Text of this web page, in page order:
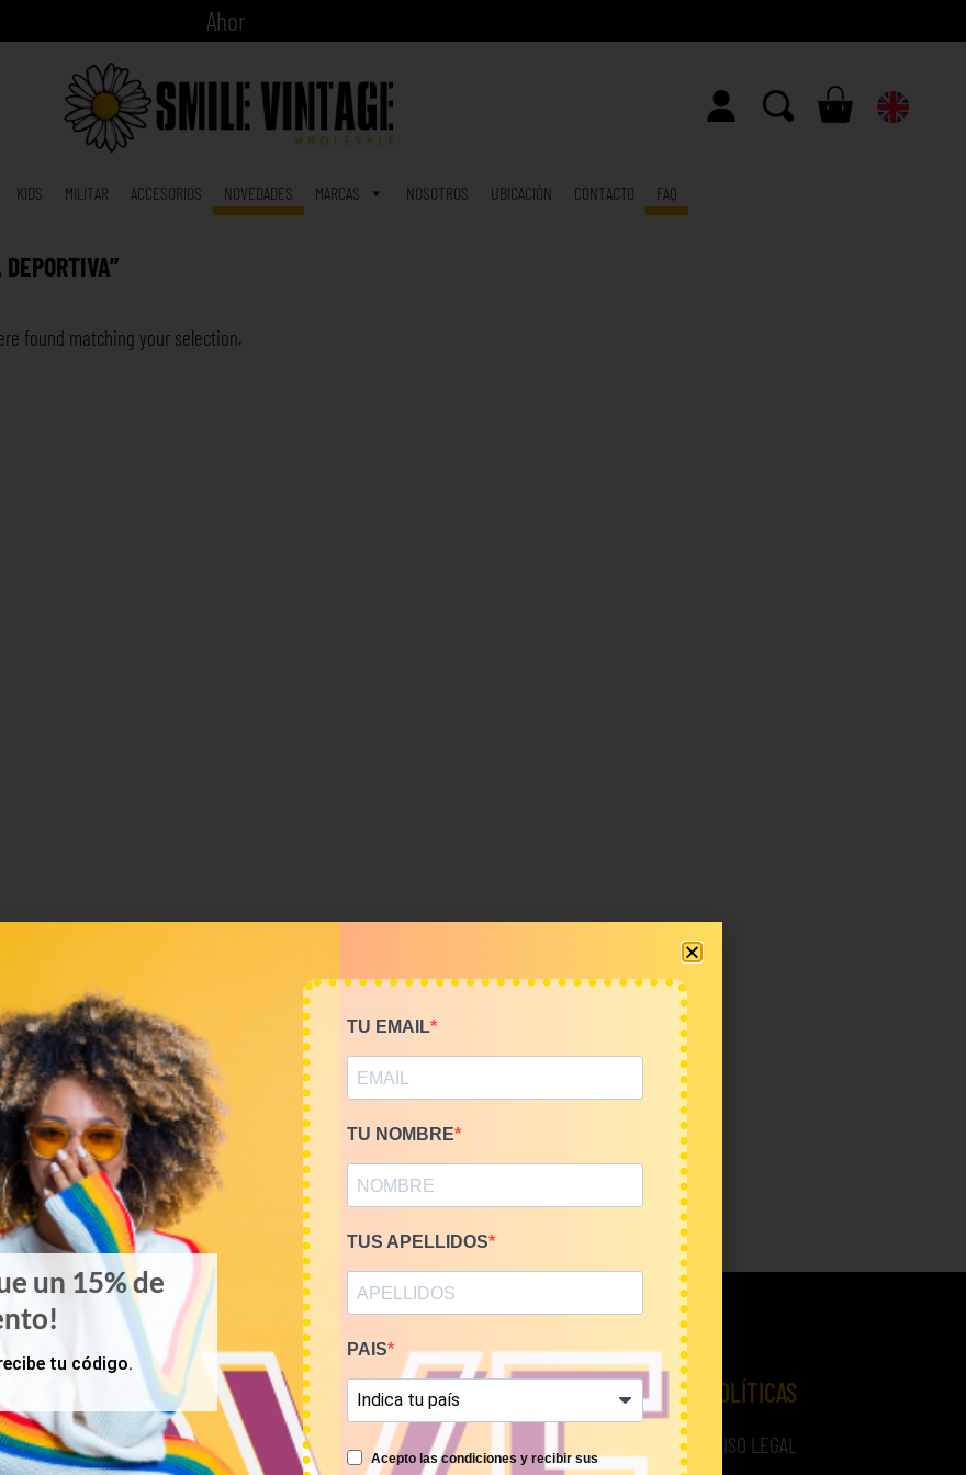
hora
KIDS MILITAR ACCESORIOS NOVEDADES MARCAS NOSOTROS UBICACIÓN CONTACTO FAQ
found matching your selection.
A MI CUENTA
COMPRA POR KILOS O LOTES
MUJER
POLÍTICAS
AVISO LEGAL
un 15% de
tu código.
TU EMAIL
TU NOMBRE
TUS APELLIDOS
PAIS
Acepto las condiciones y recibir sus